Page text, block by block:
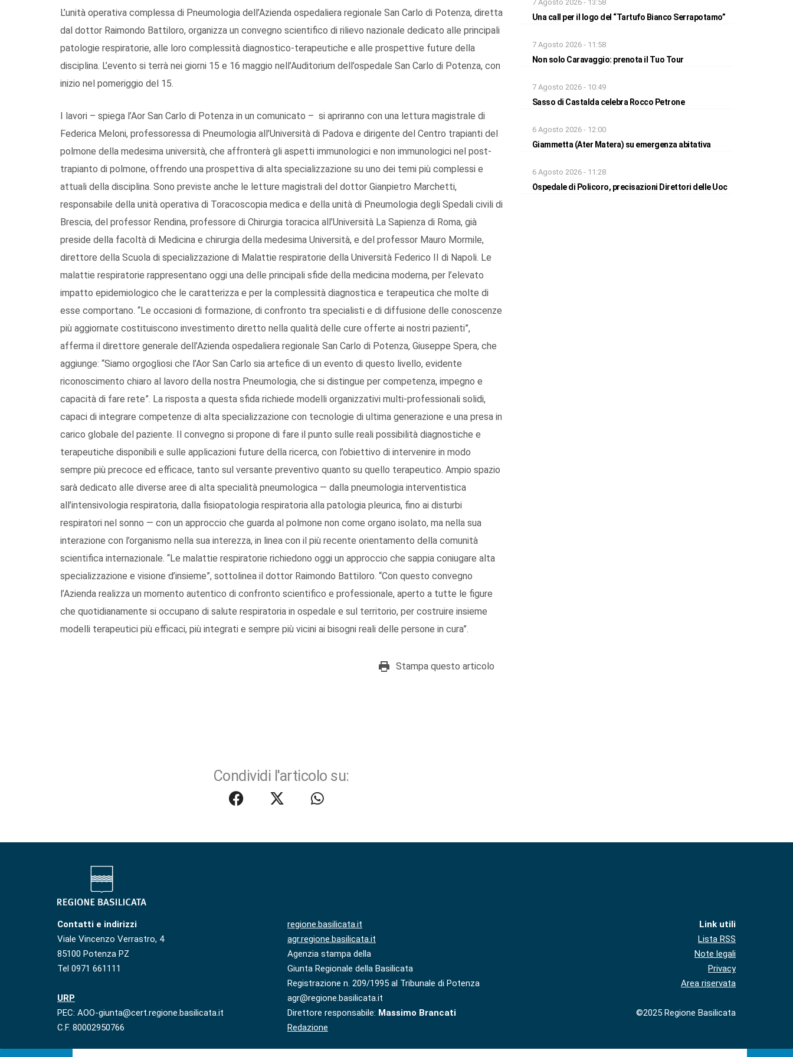
L’unità operativa complessa di Pneumologia dell’Azienda ospedaliera regionale San Carlo di Potenza, diretta
dal dottor Raimondo Battiloro, organizza un convegno scientifico di rilievo nazionale dedicato alle principali
patologie respiratorie, alle loro complessità diagnostico-terapeutiche e alle prospettive future della
disciplina. L’evento si terrà nei giorni 15 e 16 maggio nell’Auditorium dell’ospedale San Carlo di Potenza, con
inizio nel pomeriggio del 15.
I lavori – spiega l’Aor San Carlo di Potenza in un comunicato – si apriranno con una lettura magistrale di
Federica Meloni, professoressa di Pneumologia all’Università di Padova e dirigente del Centro trapianti del
polmone della medesima università, che affronterà gli aspetti immunologici e non immunologici nel post-
trapianto di polmone, offrendo una prospettiva di alta specializzazione su uno dei temi più complessi e
attuali della disciplina. Sono previste anche le letture magistrali del dottor Gianpietro Marchetti,
responsabile della unità operativa di Toracoscopia medica e della unità di Pneumologia degli Spedali civili di
Brescia, del professor Rendina, professore di Chirurgia toracica all’Università La Sapienza di Roma, già
preside della facoltà di Medicina e chirurgia della medesima Università, e del professor Mauro Mormile,
direttore della Scuola di specializzazione di Malattie respiratorie della Università Federico II di Napoli. Le
malattie respiratorie rappresentano oggi una delle principali sfide della medicina moderna, per l’elevato
impatto epidemiologico che le caratterizza e per la complessità diagnostica e terapeutica che molte di
esse comportano. “Le occasioni di formazione, di confronto tra specialisti e di diffusione delle conoscenze
più aggiornate costituiscono investimento diretto nella qualità delle cure offerte ai nostri pazienti”,
afferma il direttore generale dell’Azienda ospedaliera regionale San Carlo di Potenza, Giuseppe Spera, che
aggiunge: “Siamo orgogliosi che l’Aor San Carlo sia artefice di un evento di questo livello, evidente
riconoscimento chiaro al lavoro della nostra Pneumologia, che si distingue per competenza, impegno e
capacità di fare rete”. La risposta a questa sfida richiede modelli organizzativi multi-professionali solidi,
capaci di integrare competenze di alta specializzazione con tecnologie di ultima generazione e una presa in
carico globale del paziente. Il convegno si propone di fare il punto sulle reali possibilità diagnostiche e
terapeutiche disponibili e sulle applicazioni future della ricerca, con l’obiettivo di intervenire in modo
sempre più precoce ed efficace, tanto sul versante preventivo quanto su quello terapeutico. Ampio spazio
sarà dedicato alle diverse aree di alta specialità pneumologica — dalla pneumologia interventistica
all’intensivologia respiratoria, dalla fisiopatologia respiratoria alla patologia pleurica, fino ai disturbi
respiratori nel sonno — con un approccio che guarda al polmone non come organo isolato, ma nella sua
interazione con l’organismo nella sua interezza, in linea con il più recente orientamento della comunità
scientifica internazionale. “Le malattie respiratorie richiedono oggi un approccio che sappia coniugare alta
specializzazione e visione d’insieme”, sottolinea il dottor Raimondo Battiloro. “Con questo convegno
l’Azienda realizza un momento autentico di confronto scientifico e professionale, aperto a tutte le figure
che quotidianamente si occupano di salute respiratoria in ospedale e sul territorio, per costruire insieme
modelli terapeutici più efficaci, più integrati e sempre più vicini ai bisogni reali delle persone in cura”.
Stampa questo articolo
Condividi l'articolo su:
7 Agosto 2026 - 13:58
Una call per il logo del “Tartufo Bianco Serrapotamo”
7 Agosto 2026 - 11:58
Non solo Caravaggio: prenota il Tuo Tour
7 Agosto 2026 - 10:49
Sasso di Castalda celebra Rocco Petrone
6 Agosto 2026 - 12:00
Giammetta (Ater Matera) su emergenza abitativa
6 Agosto 2026 - 11:28
Ospedale di Policoro, precisazioni Direttori delle Uoc
Contatti e indirizzi
Viale Vincenzo Verrastro, 4
85100 Potenza PZ
Tel 0971 661111
URP
PEC: AOO-giunta@cert.regione.basilicata.it
C.F. 80002950766
regione.basilicata.it
agr.regione.basilicata.it
Agenzia stampa della
Giunta Regionale della Basilicata
Registrazione n. 209/1995 al Tribunale di Potenza
agr@regione.basilicata.it
Direttore responsabile: Massimo Brancati
Redazione
Link utili
Lista RSS
Note legali
Privacy
Area riservata
©2025 Regione Basilicata